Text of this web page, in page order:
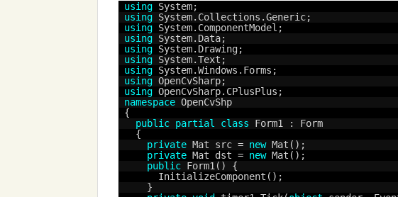
using System;
using System.Collections.Generic;
using System.ComponentModel;
using System.Data;
using System.Drawing;
using System.Text;
using System.Windows.Forms;
using OpenCvSharp;
using OpenCvSharp.CPlusPlus;
namespace OpenCvShp
{
public partial class
Form1 : Form
{
private Mat src = new Mat();
private Mat dst = new Mat();
public Form1() {
InitializeComponent();
}